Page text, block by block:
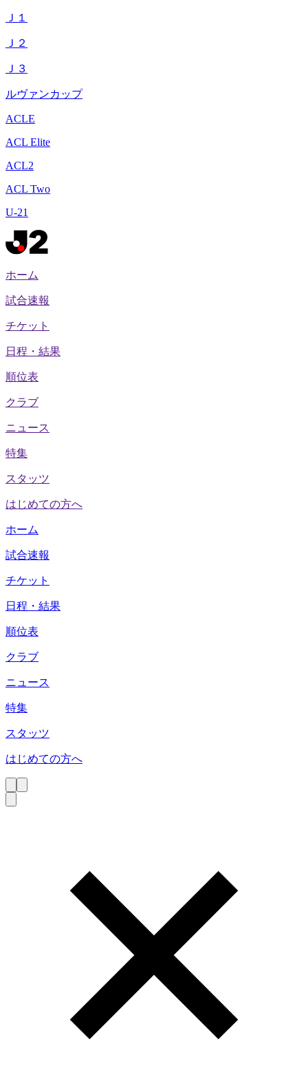
Ｊ１
Ｊ２
Ｊ３
ルヴァンカップ
ACLE
ACL Elite
ACL2
ACL Two
U-21
ホーム
試合速報
チケット
日程・結果
順位表
クラブ
ニュース
特集
スタッツ
はじめての方へ
ホーム
試合速報
チケット
日程・結果
順位表
クラブ
ニュース
特集
スタッツ
はじめての方へ